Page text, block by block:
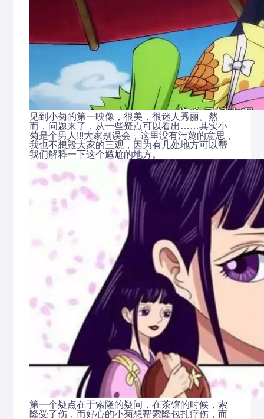
见到小菊的第一映像，很美，很迷人秀丽。然
而，问题来了，从一些疑点可以看出……其实小
菊是个男人!!!大家别误会，这里没有污蔑的意思，
我也不想毁大家的三观，因为有几处地方可以帮
我们解释一下这个尴尬的地方。
第一个疑点在于索隆的疑问，在茶馆的时候，索
隆受了伤，而好心的小菊想帮索隆包扎疗伤，而